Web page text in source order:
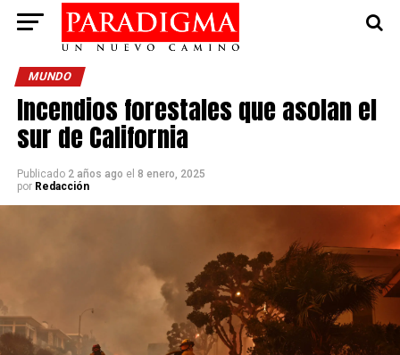
MUNDO
Incendios forestales que asolan el
sur de California
Publicado 2 años ago el 8 enero, 2025
por Redacción